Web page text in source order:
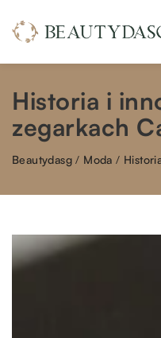
Historia i
zegarkach
Beautydasg / Moda /